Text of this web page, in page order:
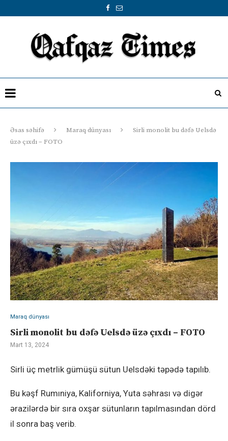
Əsas səhifə Maraq dünyası
Sirli monolit bu dəfə Uelsdə
üzə çıxdı – FOTO
Maraq dünyası
Sirli monolit bu dəfə Uelsdə üzə çıxdı – FOTO
Mart 13, 2024
Sirli üç metrlik gümüşü sütun Uelsdəki təpədə tapılıb.
Bu kəşf Rumıniya, Kaliforniya, Yuta səhrası və digər
ərazilərdə bir sıra oxşar sütunların tapılmasından dörd
il sonra baş verib.